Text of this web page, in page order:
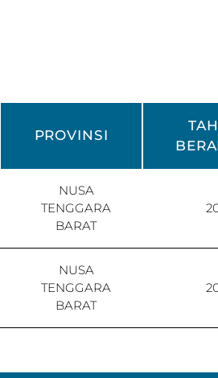
PROVINSI
NUSA
TENGGARA
BARAT
NUSA
TENGGARA
BARAT